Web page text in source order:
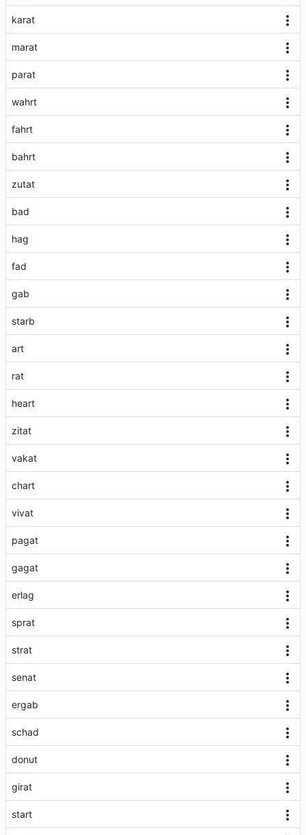
karat
marat
parat
wahrt
fahrt
bahrt
zutat
bad
hag
fad
gab
starb
art
rat
heart
zitat
vakat
chart
vivat
pagat
gagat
erlag
sprat
strat
senat
ergab
schad
donut
girat
start